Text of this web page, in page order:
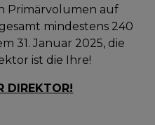
Primärvolumen auf
mindestens 240
31. Januar 2025, die
ist die Ihre!
DIREKTOR!